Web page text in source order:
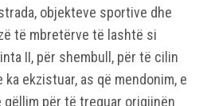
objekteve sportive dhe
të mbretërve të lashtë si
II, për shembull, për të cilin
ekzistuar, as që mendonim, e
për të treguar origjinën